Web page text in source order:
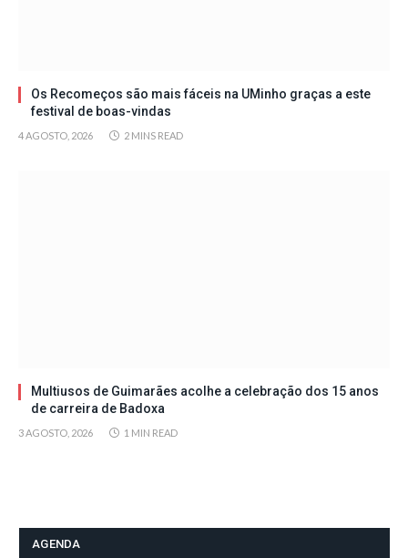
Os Recomeços são mais fáceis na UMinho graças a este
festival de boas-vindas
4 AGOSTO, 2026 2 MINS READ
Multiusos de Guimarães acolhe a celebração dos 15 anos
de carreira de Badoxa
3 AGOSTO, 2026 1 MIN READ
AGENDA